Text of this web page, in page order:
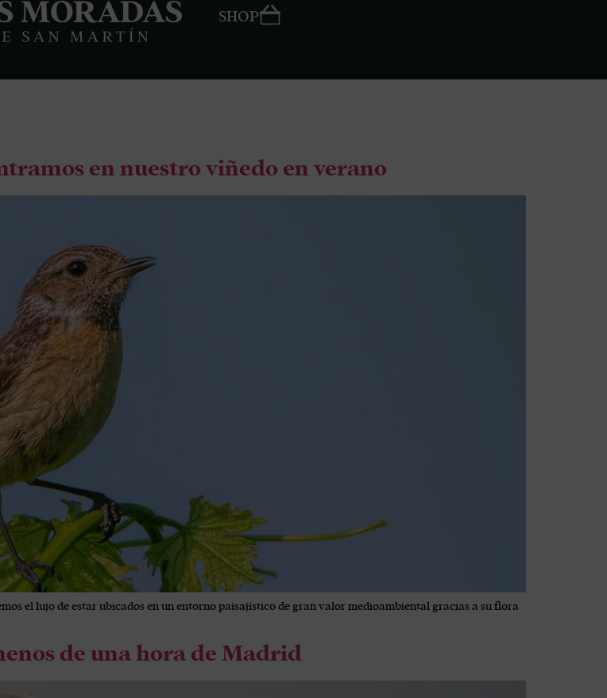
SHOP
en nuestro viñedo en verano
el lujo de estar ubicados en un entorno paisajístico de gran valor medioambiental gracias a su flora
de una hora de Madrid